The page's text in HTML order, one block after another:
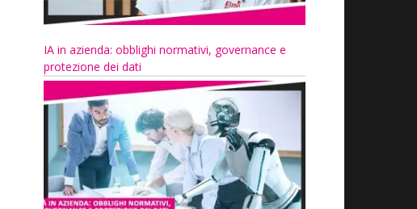
IA in azienda: obblighi normativi, governance e
protezione dei dati